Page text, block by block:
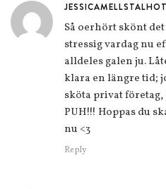
Så oerhört skönt
stressig vardag nu
alldeles galen ju.
klara en längre tid;
sköta privat
PUH!!! Hoppas du
nu <3
Reply